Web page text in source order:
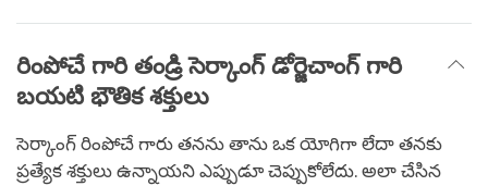
రింపోచే గారి తండ్రి సెర్కాంగ్ డోర్జెచాంగ్ గారి
బయటి భౌతిక శక్తులు
సెర్కాంగ్ రింపోచే గారు తనను తాను ఒక యోగిగా లేదా తనకు
ప్రత్యేక శక్తులు ఉన్నాయని ఎప్పుడూ చెప్పుకోలేదు. అలా చేసిన